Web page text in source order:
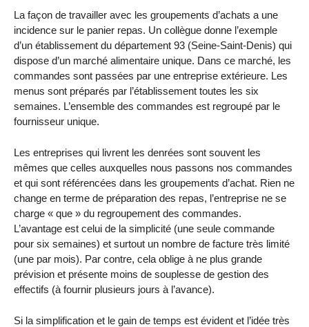
La façon de travailler avec les groupements d’achats a une
incidence sur le panier repas. Un collègue donne l’exemple
d’un établissement du département 93 (Seine-Saint-Denis) qui
dispose d’un marché alimentaire unique. Dans ce marché, les
commandes sont passées par une entreprise extérieure. Les
menus sont préparés par l’établissement toutes les six
semaines. L’ensemble des commandes est regroupé par le
fournisseur unique.
Les entreprises qui livrent les denrées sont souvent les
mêmes que celles auxquelles nous passons nos commandes
et qui sont référencées dans les groupements d’achat. Rien ne
change en terme de préparation des repas, l’entreprise ne se
charge « que » du regroupement des commandes.
L’avantage est celui de la simplicité (une seule commande
pour six semaines) et surtout un nombre de facture très limité
(une par mois). Par contre, cela oblige à ne plus grande
prévision et présente moins de souplesse de gestion des
effectifs (à fournir plusieurs jours à l’avance).
Si la simplification et le gain de temps est évident et l’idée très